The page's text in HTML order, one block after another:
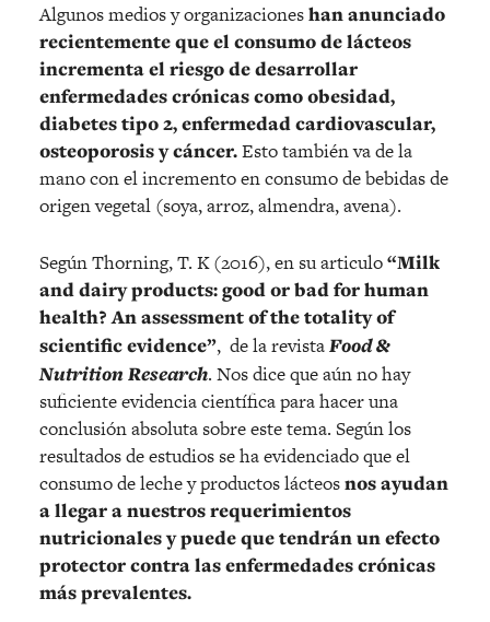
Algunos medios y organizacioneshan anunciado
recientemente que el consumo de lácteos
incrementa el riesgo de desarrollar
enfermedades crónicas como obesidad,
diabetes tipo 2, enfermedad cardiovascular,
osteoporosis y cáncer.Esto también va de la
mano con el incremento en consumo de bebidas de
origen vegetal (soya, arroz, almendra, avena).
Según Thorning, T. K (2016), en su articulo“Milk
and dairy products: good or bad for human
health? An assessment of the totality of
scientific evidence”, de la revistaFood &
Nutrition Research. Nos dice que aún no hay
suficiente evidencia científica para hacer una
conclusión absoluta sobre este tema. Según los
resultados de estudios se ha evidenciado que el
consumo de leche y productos lácteosnos ayudan
a llegar a nuestros requerimientos
nutricionales y puede que tendrán un efecto
protector contra las enfermedades crónicas
más prevalentes.